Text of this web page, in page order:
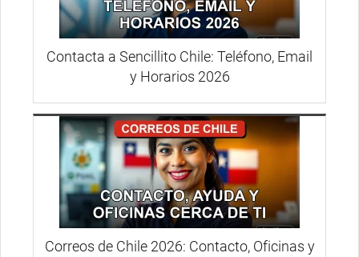
Contacta a Sencillito Chile: Teléfono, Email
y Horarios 2026
Correos de Chile 2026: Contacto, Oficinas y